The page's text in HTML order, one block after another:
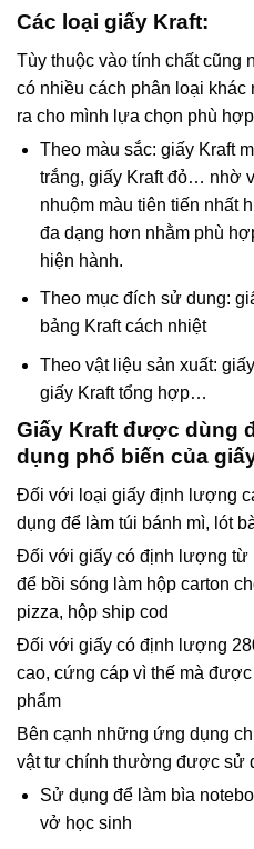
Các loại giấy Kraft:
Tùy thuộc vào tính chất cũng
có nhiều cách phân loại
ra cho mình lựa chọn phù
Theo màu sắc: giấy Kraft
trắng, giấy Kraft đỏ… nhờ
nhuộm màu tiên tiến nhất
đa dạng hơn nhằm phù
hiện hành.
Theo mục đích sử dung:
bảng Kraft cách nhiệt
Theo vật liệu sản xuất:
giấy Kraft tổng hợp…
Giấy Kraft được dùng
dụng phổ biến của
Đối với loại giấy định lượng
dụng để làm túi bánh mì, lót
Đối với giấy có định lượng từ
để bồi sóng làm hộp carton
pizza, hộp ship cod
Đối với giấy có định lượng
cao, cứng cáp vì thế mà
phẩm
Bên cạnh những ứng dụng
vật tư chính thường được sử
Sử dụng để làm bìa
vở học sinh